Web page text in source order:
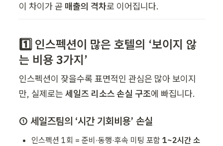
이 차이가 곧 매출의 격차로 이어집니다.
1️⃣ 인스펙션이 많은 호텔의 ‘보이지 않
는 비용 3가지’
인스펙션이 잦을수록 표면적인 관심은 많아 보이지
만, 실제로는 세일즈 리소스 손실 구조에 빠집니다.
① 세일즈팀의 ‘시간 기회비용’ 손실
인스펙션 1회 = 준비·동행·후속 미팅 포함 1~2시간 소